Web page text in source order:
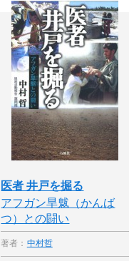
医者 井戸を掘る
アフガン旱魃（かんば
つ）との闘い
著者： 中村哲